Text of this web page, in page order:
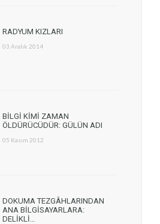
RADYUM KIZLARI
03 Aralık 2014
BİLGİ KİMİ ZAMAN
ÖLDÜRÜCÜDÜR: GÜLÜN ADI
05 Kasım 2012
DOKUMA TEZGÂHLARINDAN
ANA BİLGİSAYARLARA:
DELİKLİ…